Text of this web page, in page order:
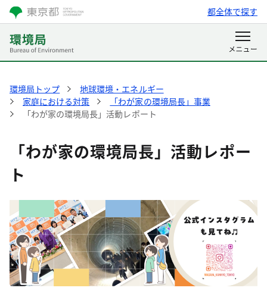
都全体で探す
環境局トップ
地球環境・エネルギー
家庭における対策
「わが家の環境局長」事業
「わが家の環境局長」活動レポート
「わが家の環境局長」活動レポー
ト